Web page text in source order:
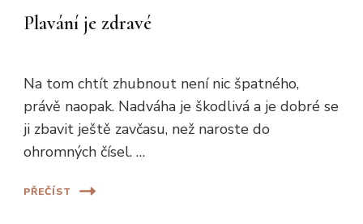
Plavání je zdravé
Na tom chtít zhubnout není nic špatného,
právě naopak. Nadváha je škodlivá a je dobré se
ji zbavit ještě zavčasu, než naroste do
ohromných čísel. …
PŘEČÍST